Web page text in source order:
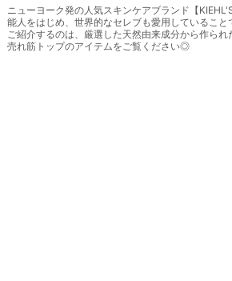
ニューヨーク発の人気スキンケアブランド【
能人をはじめ、世界的なセレブも愛用しているこ
ご紹介するのは、厳選した天然由来成分から作られ
売れ筋トップのアイテムをご覧ください◎